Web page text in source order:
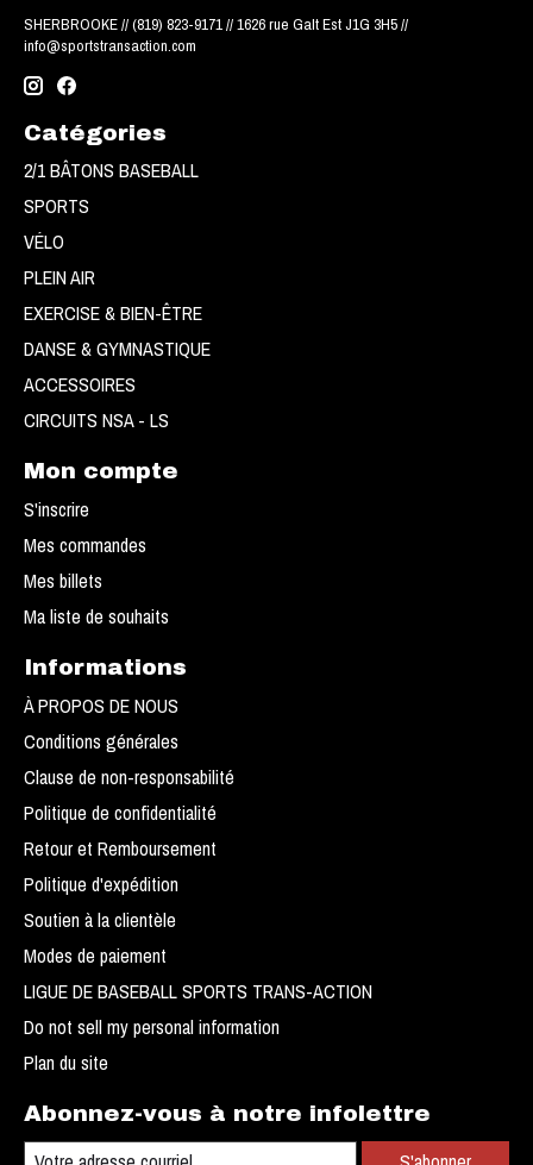
SHERBROOKE // (819) 823-9171 // 1626 rue Galt Est J1G 3H5 //
info@sportstransaction.com
Catégories
2/1 BÂTONS BASEBALL
SPORTS
VÉLO
PLEIN AIR
EXERCISE & BIEN-ÊTRE
DANSE & GYMNASTIQUE
ACCESSOIRES
CIRCUITS NSA - LS
Mon compte
S'inscrire
Mes commandes
Mes billets
Ma liste de souhaits
Informations
À PROPOS DE NOUS
Conditions générales
Clause de non-responsabilité
Politique de confidentialité
Retour et Remboursement
Politique d'expédition
Soutien à la clientèle
Modes de paiement
LIGUE DE BASEBALL SPORTS TRANS-ACTION
Do not sell my personal information
Plan du site
Abonnez-vous à notre infolettre